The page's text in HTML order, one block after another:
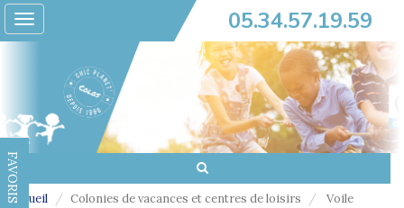
Toggle
navigation
05.34.57.19.59
FAVORIS
Accueil Colonies de vacances et centres de loisirs Voile